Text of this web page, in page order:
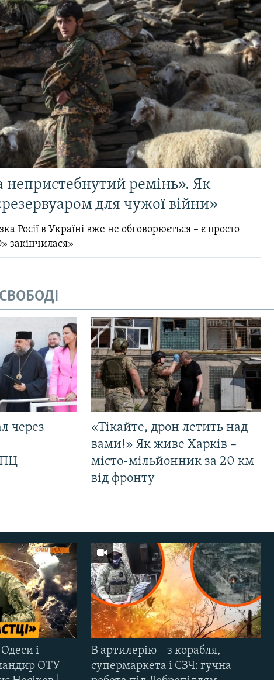
непристебнутий ремінь». Як
для чужої війни»
Росії в Україні вже не обговорюється – є просто
закінчилася»
через
«Тікайте, дрон летить над
вами!» Як живе Харків –
місто-мільйонник за 20 км
від фронту
і
ОТУ
В артилерію – з корабля,
супермаркета і СЗЧ: гучна